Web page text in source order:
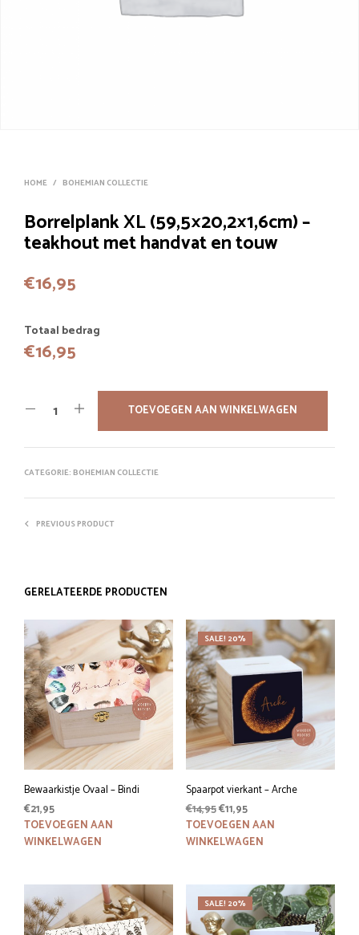
HOME / BOHEMIAN COLLECTIE
Borrelplank XL (59,5×20,2×1,6cm) –
teakhout met handvat en touw
€16,95
Totaal bedrag
€16,95
TOEVOEGEN AAN WINKELWAGEN
CATEGORIE:BOHEMIAN COLLECTIE
PREVIOUS PRODUCT
GERELATEERDE PRODUCTEN
Bewaarkistje Ovaal – Bindi
€21,95
TOEVOEGEN AAN
WINKELWAGEN
SALE! 20%
Spaarpot vierkant – Arche
€14,95Oorspronkelijke
prijs
was:
€11,95Huidige
prijs
is:
TOEVOEGEN AAN
WINKELWAGEN
SALE! 20%